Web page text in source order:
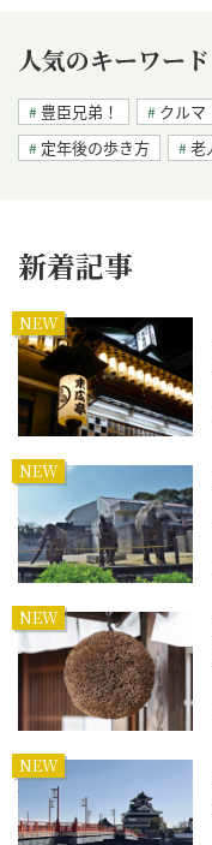
人気のキーワード
豊臣兄弟！ クルマ
定年後の歩き方
老
新着記事
NEW
NEW
NEW
NEW